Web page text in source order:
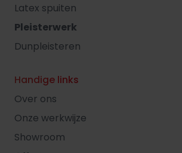
Latex spuiten
Pleisterwerk
Dunpleisteren
Handige links
Over ons
Onze werkwijze
Showroom